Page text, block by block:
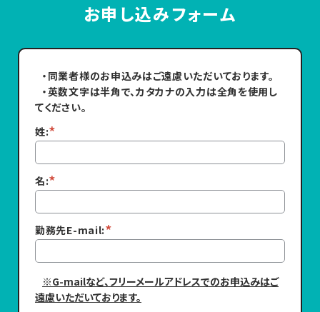
お申し込みフォーム
・同業者様のお申込みはご遠慮いただいております。
・英数文字は半角で、カタカナの入力は全角を使用し
てください。
*
姓:
*
名:
*
勤務先E-mail:
※G-mailなど、フリーメールアドレスでのお申込みはご
遠慮いただいております。